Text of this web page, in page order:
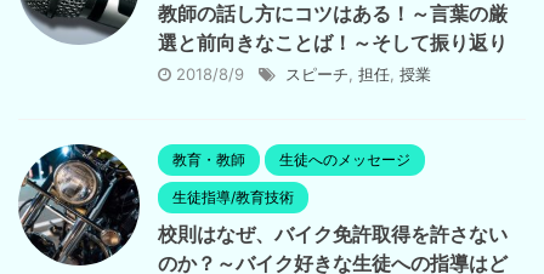
教師の話し方にコツはある！～言葉の厳
選と前向きなことば！～そして振り返り
2018/8/9 スピーチ 担任 授業
教育・教師 生徒へのメッセージ
生徒指導/教育技術
校則はなぜ、バイク免許取得を許さない
のか？～バイク好きな生徒への指導はど